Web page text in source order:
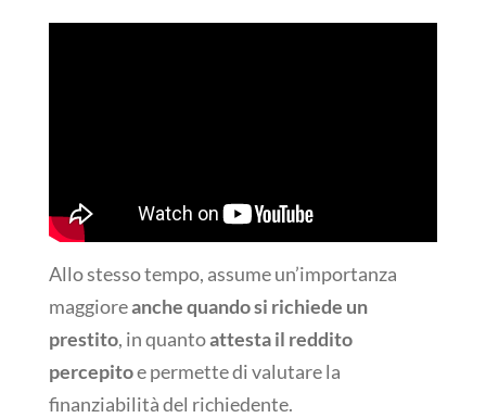
Allo stesso tempo, assume un’importanza
maggioreanche quando si richiede un
prestito, in quantoattesta il reddito
percepitoe permette di valutare la
finanziabilità del richiedente.